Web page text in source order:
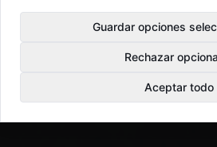
Guardar opciones
Rechazar
Aceptar todo